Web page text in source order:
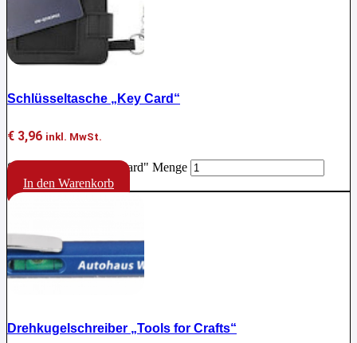
Schlüsseltasche „Key Card“
€ 3,96 inkl. MwSt.
Schlüsseltasche "Key Card" Menge
In den Warenkorb
Drehkugelschreiber „Tools for Crafts“